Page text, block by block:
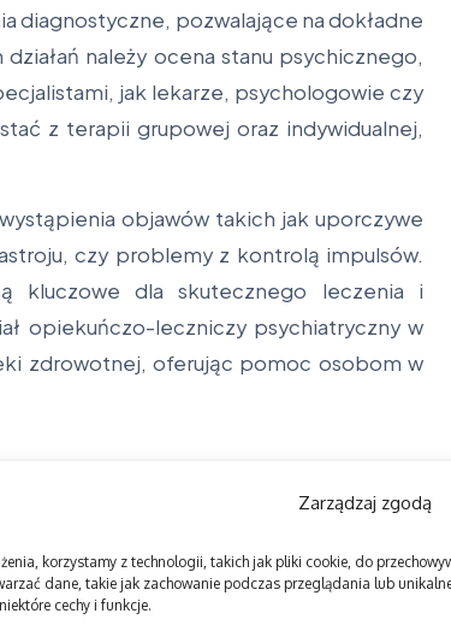
Zarządzaj zgodą
korzystamy z technologii, takich jak pliki cookie, do
dane, takie jak zachowanie podczas przeglądania lub
cechy i funkcje.
diagnostyczne, pozwalające na dokładne
należy ocena stanu psychicznego,
jak lekarze, psychologowie czy
z terapii grupowej oraz indywidualnej,
objawów takich jak uporczywe
czy problemy z kontrolą impulsów.
kluczowe dla skutecznego leczenia i
opiekuńczo-leczniczy psychiatryczny w
zdrowotnej, oferując pomoc osobom w